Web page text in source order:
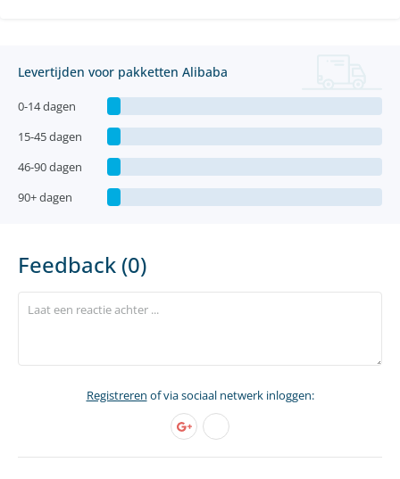
Levertijden voor pakketten Alibaba
0-14 dagen
15-45 dagen
46-90 dagen
90+ dagen
Feedback (0)
Registreren of via sociaal netwerk inloggen: